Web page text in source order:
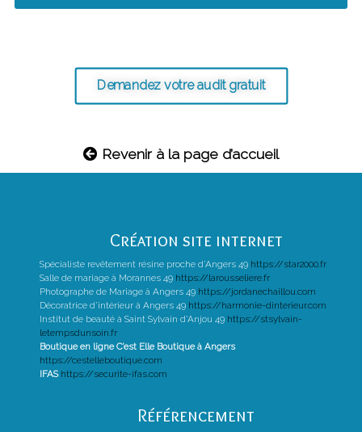
Demandez votre audit gratuit
Revenir à la page d’accueil
Création site internet
Spécialiste revêtement résine proche d’Angers 49 https://star2000.fr
Salle de mariage à Morannes 49 https://larousseliere.fr
Photographe de Mariage à Angers 49 https://jordanechaillou.com
Décoratrice d’intérieur à Angers 49 https://harmonie-dinterieur.com
Institut de beauté à Saint Sylvain d’Anjou 49 https://stsylvain-
letempsdunsoin.fr
Boutique en ligne C’est Elle Boutique à Angers
https://cestelleboutique.com
IFAS https://securite-ifas.com
Référencement